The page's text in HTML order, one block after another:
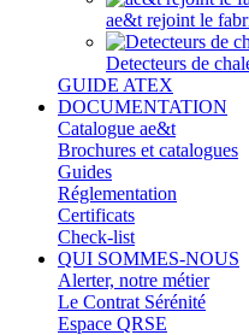
ae&t rejoint le
Detecteurs de
GUIDE ATEX
DOCUMENTATION
Catalogue ae&t
Brochures et catalogues
Guides
Réglementation
Certificats
Check-list
QUI SOMMES-NOUS
Alerter, notre métier
Le Contrat Sérénité
Espace QRSE